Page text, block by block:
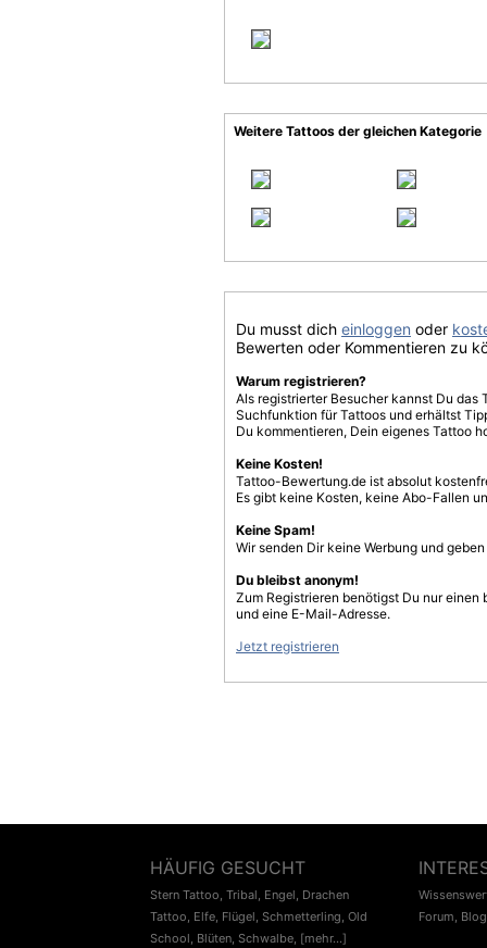
Weitere Tattoos der gleichen Kategorie
Du musst dich einloggen oder
Bewerten oder Kommentieren zu
Warum registrieren?
Als registrierter Besucher kannst Du
Suchfunktion für Tattoos und erhältst
Du kommentieren, Dein eigenes Tattoo
Keine Kosten!
Tattoo-Bewertung.de ist absolut
Es gibt keine Kosten, keine Abo-Fallen
Keine Spam!
Wir senden Dir keine Werbung und
Du bleibst anonym!
Zum Registrieren benötigst Du nur einen
und eine E-Mail-Adresse.
Jetzt registrieren
HÄUFIG GESUCHT
Stern Tattoo, Tribal, Engel, Drachen
Tattoo, Elfe, Flügel, Schmetterling, Old
School, Blüten, Schwalbe, [mehr...]
Forum, Blog